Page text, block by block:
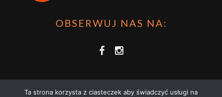
OBSERWUJ NAS NA:
Ta strona korzysta z ciasteczek aby świadczyć usługi na